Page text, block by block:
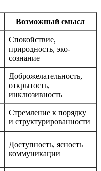
Возможный смысл
Спокойствие,
природность, эко-
сознание
Доброжелательность,
открытость,
инклюзивность
Стремление к порядку
и структурированности
Доступность, ясность
коммуникации